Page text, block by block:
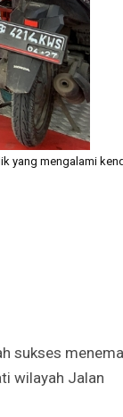
yang mengalami
sukses
wilayah Jalan